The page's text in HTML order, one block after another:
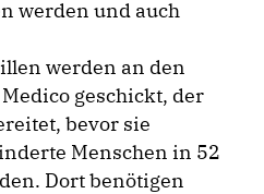
werden und auch
werden an den
geschickt, der
bevor sie
Menschen in 52
Dort benötigen